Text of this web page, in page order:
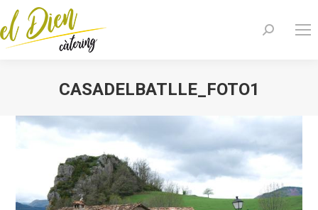
Search:
CASADELBATLLE_FOTO1
You are here: